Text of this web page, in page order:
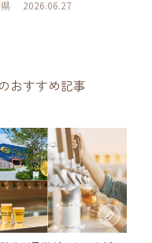
2026.06.27
のおすすめ記事